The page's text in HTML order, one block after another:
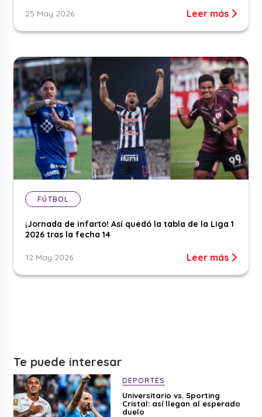
25 May 2026 Leer más
FÚTBOL
¡Jornada de infarto! Así quedó la tabla de la Liga 1
2026 tras la fecha 14
12 May 2026 Leer más
Te puede interesar
DEPORTES
Universitario vs. Sporting
Cristal: así llegan al esperado
duelo